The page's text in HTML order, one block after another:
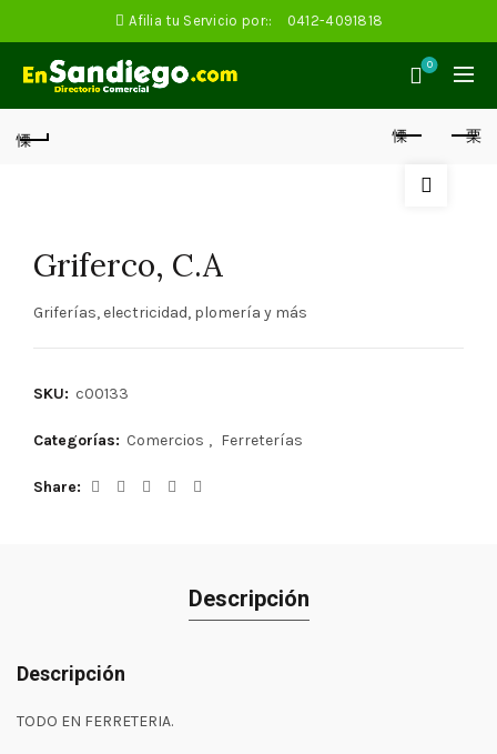
Afilia tu Servicio por:: 0412-4091818
0
Griferco, C.A
Griferías, electricidad, plomería y más
SKU: c00133
Categorías: Comercios , Ferreterías
Share
Descripción
Descripción
TODO EN FERRETERIA.